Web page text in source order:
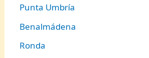
Punta Umbría
Benalmádena
Ronda